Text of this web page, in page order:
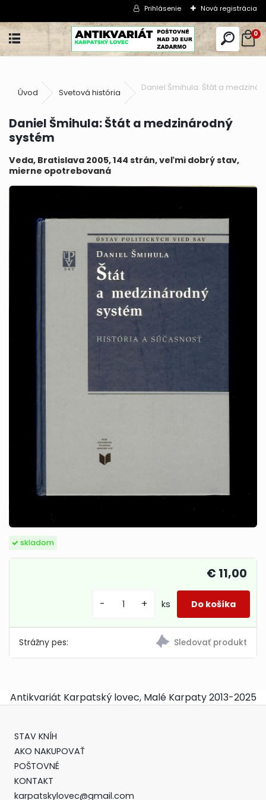
Prihlásenie Nová registrácia
0
Úvod Svetová história
Daniel Šmihula: Štát a
Daniel Šmihula: Štát a medzinárodný
systém
Veda, Bratislava 2005, 144 strán, veľmi dobrý stav,
mierne opotrebovaná
skladom
€ 11,00
Strážny pes:
- + ks
Antikvariát Karpatský lovec, Malé Karpaty 2013-2025
STAV KNÍH
AKO NAKUPOVAŤ
POŠTOVNÉ
KONTAKT
karpatskylovec@gmail.com